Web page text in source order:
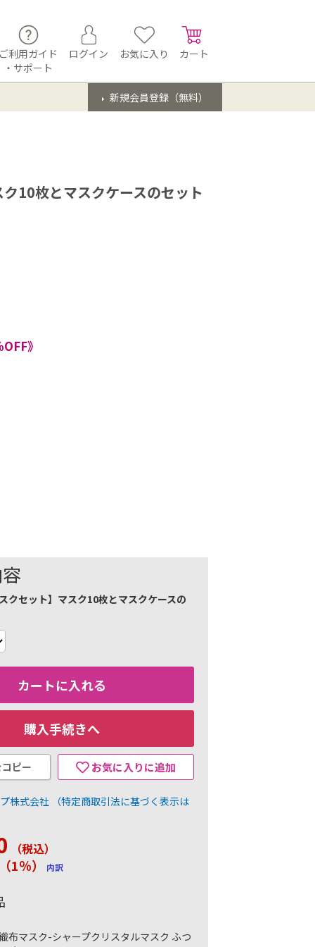
ご利用ガイド
・サポート
ログイン お気に入り カート
新規会員登録（無料）
10枚とマスクケースのセット
》
クセット】マスク10枚とマスクケースの
カートに入れる
購入手続きへ
お気に入りに追加
ピー
株式会社
（特定商取引法に基づく表示は
（税込）
1％） 内訳
布マスク-シャープクリスタルマスク ふつ